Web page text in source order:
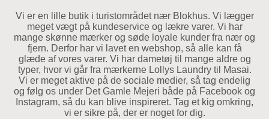
Vi er en lille butik i turistområdet nær Blokhus. Vi lægger
meget vægt på kundeservice og lækre varer. Vi har
mange skønne mærker og søde loyale kunder fra nær og
fjern. Derfor har vi lavet en webshop, så alle kan få
glæde af vores varer. Vi har dametøj til mange aldre og
typer, hvor vi går fra mærkerne Lollys Laundry til Masai.
Vi er meget aktive på de sociale medier, så tag endelig
og følg os under Det Gamle Mejeri både på Facebook og
Instagram, så du kan blive inspireret. Tag et kig omkring,
vi er sikre på, der er noget for dig.